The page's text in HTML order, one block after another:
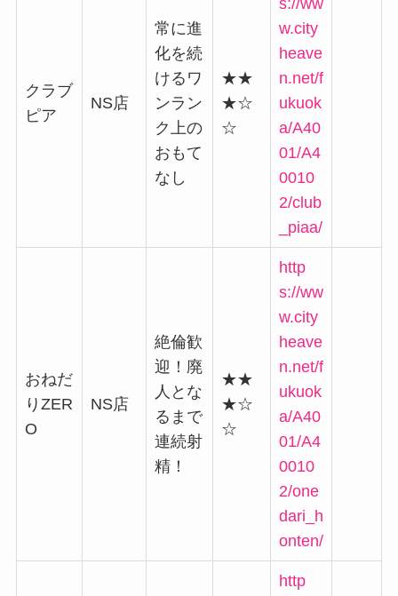
クラブ
ピア
NS店
常に進
化を続
けるワ
ンラン
ク上の
おもて
なし
★★
★☆
☆
s://ww
w.city
heave
n.net/f
ukuok
a/A40
01/A4
0010
2/club
_piaa/
おねだ
りZER
O
NS店
絶倫歓
迎！廃
人とな
るまで
連続射
精！
★★
★☆
☆
http
s://ww
w.city
heave
n.net/f
ukuok
a/A40
01/A4
0010
2/one
dari_h
onten/
http